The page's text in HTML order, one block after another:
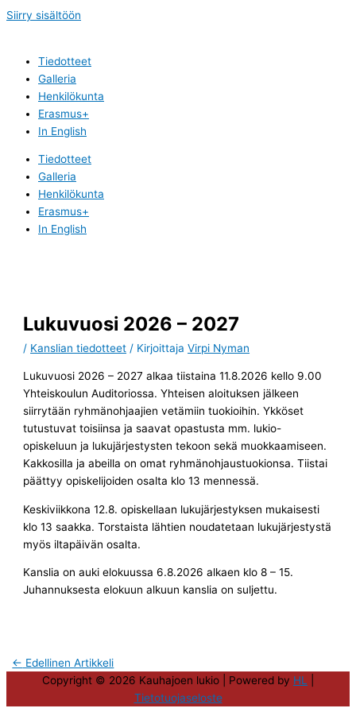
Siirry sisältöön
Tiedotteet
Galleria
Henkilökunta
Erasmus+
In English
Tiedotteet
Galleria
Henkilökunta
Erasmus+
In English
Lukuvuosi 2026 – 2027
/ Kanslian tiedotteet / KirjoittajaVirpi Nyman
Lukuvuosi 2026 – 2027 alkaa tiistaina 11.8.2026 kello 9.00
Yhteiskoulun Auditoriossa. Yhteisen aloituksen jälkeen
siirrytään ryhmänohjaajien vetämiin tuokioihin. Ykköset
tutustuvat toisiinsa ja saavat opastusta mm. lukio-
opiskeluun ja lukujärjestysten tekoon sekä muokkaamiseen.
Kakkosilla ja abeilla on omat ryhmänohjaustuokionsa. Tiistai
päättyy opiskelijoiden osalta klo 13 mennessä.
Keskiviikkona 12.8. opiskellaan lukujärjestyksen mukaisesti
klo 13 saakka. Torstaista lähtien noudatetaan lukujärjestystä
myös iltapäivän osalta.
Kanslia on auki elokuussa 6.8.2026 alkaen klo 8 – 15.
Juhannuksesta elokuun alkuun kanslia on suljettu.
← Edellinen Artikkeli
Copyright © 2026 Kauhajoen lukio | Powered by HL
Tietotuojaseloste